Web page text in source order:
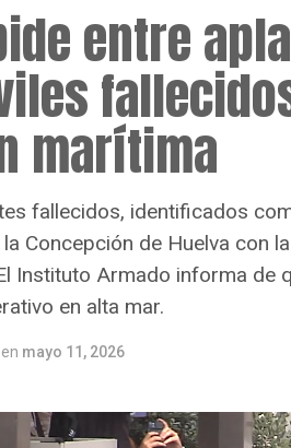
entre
marítima
fallecidos, identificados
Concepción de Huelva con
Instituto Armado informa de
en alta mar.
en mayo 11, 2026